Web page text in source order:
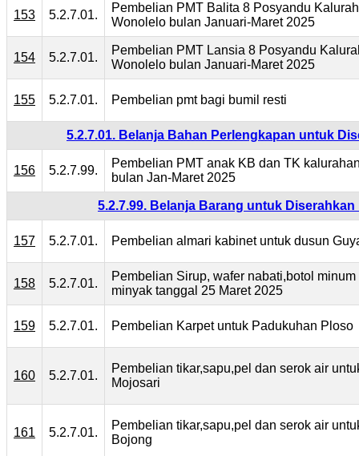
153 5.2.7.01.
Pembelian PMT Balita 8 Posyandu
Wonolelo bulan Januari-Maret 2025
154 5.2.7.01.
Pembelian PMT Lansia 8 Posyandu
Wonolelo bulan Januari-Maret 2025
155 5.2.7.01. Pembelian pmt bagi bumil resti
5.2.7.01. Belanja Bahan Perlengkapan untuk
156 5.2.7.99.
Pembelian PMT anak KB dan TK
bulan Jan-Maret 2025
5.2.7.99. Belanja Barang untuk
157 5.2.7.01. Pembelian almari kabinet untuk dusun
158 5.2.7.01.
Pembelian Sirup, wafer nabati,botol
minyak tanggal 25 Maret 2025
159 5.2.7.01. Pembelian Karpet untuk Padukuhan Ploso
160 5.2.7.01.
Pembelian tikar,sapu,pel dan serok air
Mojosari
161 5.2.7.01.
Pembelian tikar,sapu,pel dan serok air
Bojong